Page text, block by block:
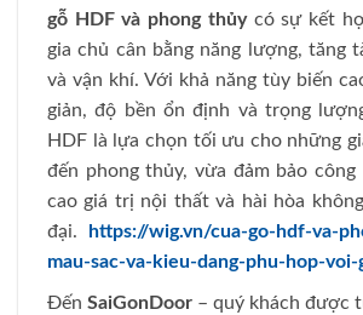
gỗ HDF và phong thủycó sự kết
gia chủ cân bằng năng lượng, tăng
và vận khí. Với khả năng tùy biến
giản, độ bền ổn định và trọng
HDF là lựa chọn tối ưu cho những
đến phong thủy, vừa đảm bảo công
cao giá trị nội thất và hài hòa
đại. https://wig.vn/cua-go-hdf-va-
mau-sac-va-kieu-dang-phu-hop-
Đến SaiGonDoor – quý khách được